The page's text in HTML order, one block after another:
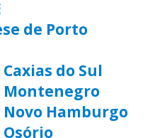
de Porto
do Sul
Montenegro
Novo Hamburgo
Osório